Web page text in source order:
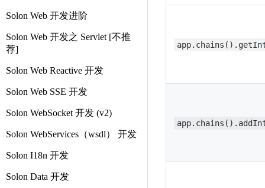
Solon Web 开发进阶
Solon Web 开发之 Servlet [不推
荐]
Solon Web Reactive 开发
Solon Web SSE 开发
Solon WebSocket 开发 (v2)
Solon WebServices（wsdl） 开发
Solon I18n 开发
Solon Data 开发